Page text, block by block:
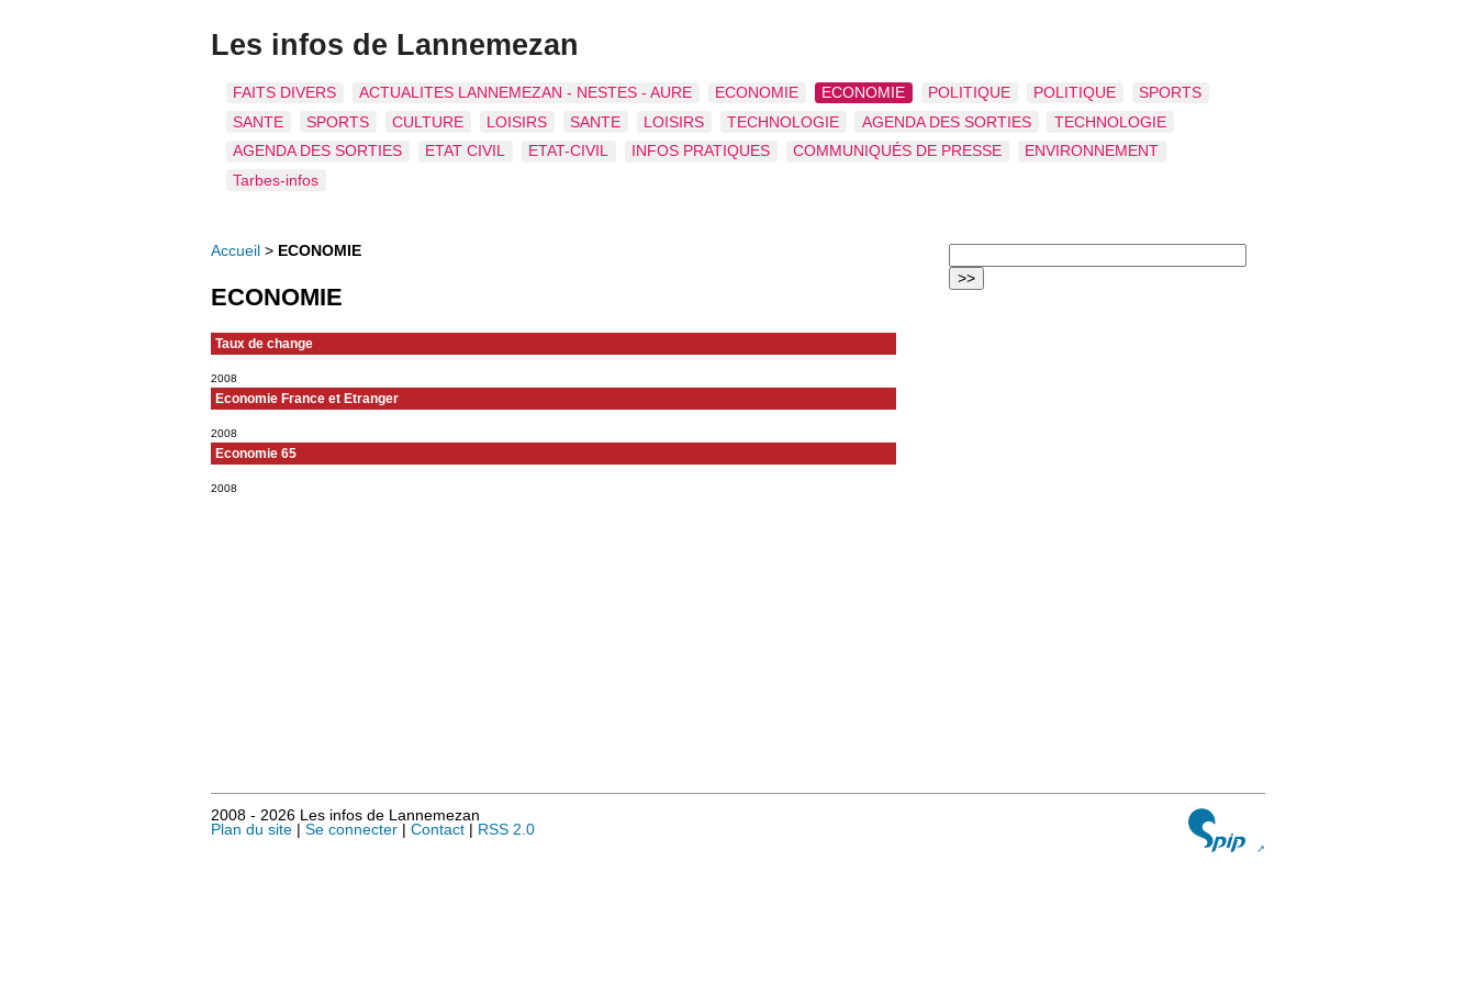
Les infos de Lannemezan
FAITS DIVERS ACTUALITES LANNEMEZAN - NESTES - AURE ECONOMIE ECONOMIE POLITIQUE POLITIQUE
SPORTS
SANTE
SPORTS CULTURE LOISIRS SANTE LOISIRS TECHNOLOGIE AGENDA DES SORTIES
TECHNOLOGIE
AGENDA DES SORTIES
ETAT CIVIL ETAT-CIVIL INFOS PRATIQUES COMMUNIQUÉS DE PRESSE
ENVIRONNEMENT
Tarbes-infos
Accueil > ECONOMIE
ECONOMIE
Taux de change
2008
Economie France et Etranger
2008
Economie 65
2008
2008 - 2026 Les infos de Lannemezan
Plan du site
Se connecter Contact RSS 2.0